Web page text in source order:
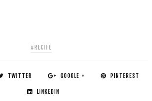
#RECIFE
TWITTER GOOGLE + PINTEREST
LINKEDIN